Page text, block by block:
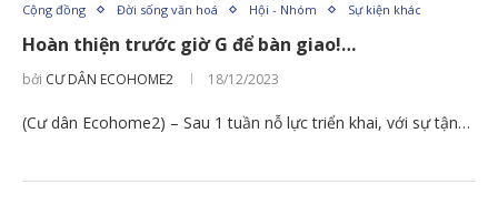
Cộng đồng Đời sống văn hoá Hội - Nhóm Sự kiện khác
Hoàn thiện trước giờ G để bàn giao!…
bởi CƯ DÂN ECOHOME2 18/12/2023
(Cư dân Ecohome2) – Sau 1 tuần nỗ lực triển khai, với sự tận…